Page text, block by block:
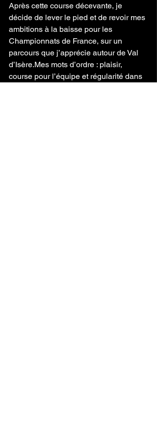
Après cette course décevante, je
décide de lever le pied et de revoir mes
ambitions à la baisse pour les
Championnats de France, sur un
parcours que j’apprécie autour de Val
d’Isère.Mes mots d’ordre : plaisir,
course pour l’équipe et régularité dans